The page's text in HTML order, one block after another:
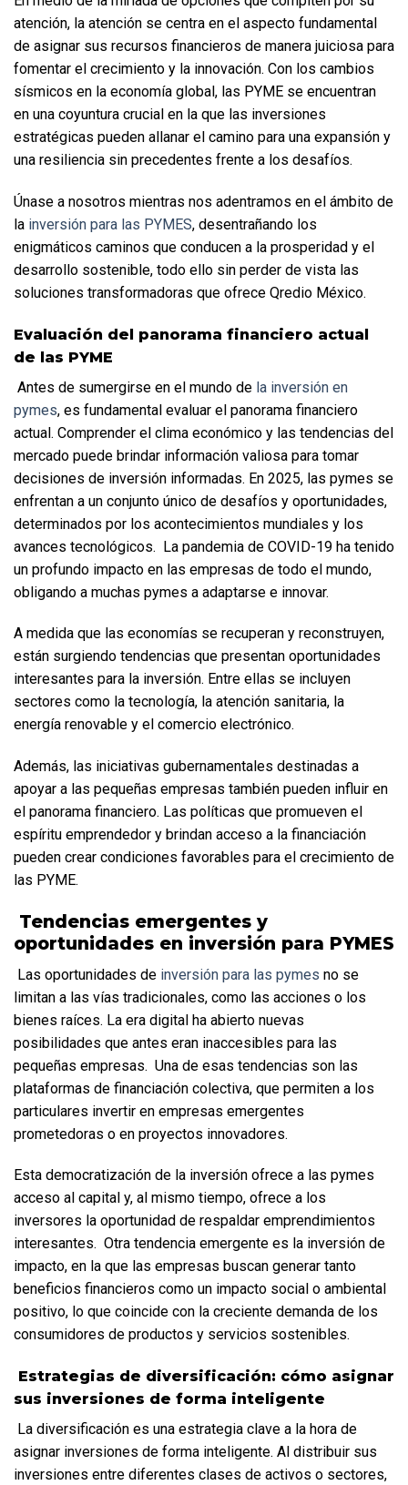
atención, la atención se centra en el aspecto fundamental
de asignar sus recursos financieros de manera juiciosa para
fomentar el crecimiento y la innovación. Con los cambios
sísmicos en la economía global, las PYME se encuentran
en una coyuntura crucial en la que las inversiones
estratégicas pueden allanar el camino para una expansión y
una resiliencia sin precedentes frente a los desafíos.
Únase a nosotros mientras nos adentramos en el ámbito de
la inversión para las PYMES, desentrañando los
enigmáticos caminos que conducen a la prosperidad y el
desarrollo sostenible, todo ello sin perder de vista las
soluciones transformadoras que ofrece Qredio México.
Evaluación del panorama financiero actual
de las PYME
Antes de sumergirse en el mundo de la inversión en
pymes, es fundamental evaluar el panorama financiero
actual. Comprender el clima económico y las tendencias del
mercado puede brindar información valiosa para tomar
decisiones de inversión informadas. En 2025, las pymes se
enfrentan a un conjunto único de desafíos y oportunidades,
determinados por los acontecimientos mundiales y los
avances tecnológicos.  La pandemia de COVID-19 ha tenido
un profundo impacto en las empresas de todo el mundo,
obligando a muchas pymes a adaptarse e innovar.
A medida que las economías se recuperan y reconstruyen,
están surgiendo tendencias que presentan oportunidades
interesantes para la inversión. Entre ellas se incluyen
sectores como la tecnología, la atención sanitaria, la
energía renovable y el comercio electrónico.
Además, las iniciativas gubernamentales destinadas a
apoyar a las pequeñas empresas también pueden influir en
el panorama financiero. Las políticas que promueven el
espíritu emprendedor y brindan acceso a la financiación
pueden crear condiciones favorables para el crecimiento de
las PYME.
oportunidades en inversión para PYMES
Las oportunidades de inversión para las pymes no se
limitan a las vías tradicionales, como las acciones o los
bienes raíces. La era digital ha abierto nuevas
posibilidades que antes eran inaccesibles para las
pequeñas empresas.  Una de esas tendencias son las
plataformas de financiación colectiva, que permiten a los
particulares invertir en empresas emergentes
prometedoras o en proyectos innovadores.
Esta democratización de la inversión ofrece a las pymes
acceso al capital y, al mismo tiempo, ofrece a los
inversores la oportunidad de respaldar emprendimientos
interesantes.  Otra tendencia emergente es la inversión de
impacto, en la que las empresas buscan generar tanto
beneficios financieros como un impacto social o ambiental
positivo, lo que coincide con la creciente demanda de los
consumidores de productos y servicios sostenibles.
sus inversiones de forma inteligente
asignar inversiones de forma inteligente. Al distribuir sus
inversiones entre diferentes clases de activos o sectores,